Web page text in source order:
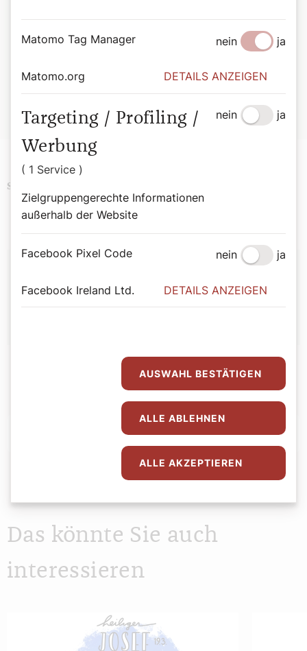
Bernadette Spitzer
Von Bischofsstab bis Besenstiel. Mit 365 Heiligen durchs
Wiener Dom-Verlag.
Erhältlich imWebshop des Wiener Dom-Verlags
Schlagwörter
Autor:
Bernadette Spitzer
0:00
Das könnte Sie auch
interessieren
Matomo Tag Manager nein ja
Matomo.org DETAILS ANZEIGEN
Targeting / Profiling /
Werbung
( 1 Service )
Zielgruppengerechte Informationen
außerhalb der Website
nein ja
Facebook Pixel Code nein ja
Facebook Ireland Ltd. DETAILS ANZEIGEN
AUSWAHL BESTÄTIGEN
ALLE ABLEHNEN
ALLE AKZEPTIEREN